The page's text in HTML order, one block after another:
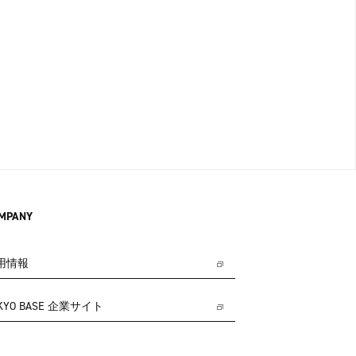
情報
BASE 企業サイト